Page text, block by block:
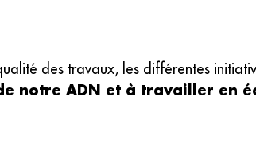
des travaux, les différentes
notre ADN et à travailler en